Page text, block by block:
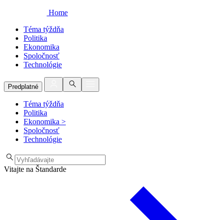
Home
Téma týždňa
Politika
Ekonomika
Spoločnosť
Technológie
Predplatné
Téma týždňa
Politika
Ekonomika >
Spoločnosť
Technológie
Vitajte na Štandarde